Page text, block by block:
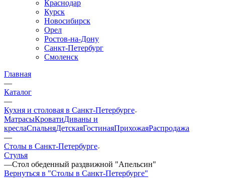
Краснодар
Курск
Новосибирск
Орел
Ростов-на-Дону
Санкт-Петербург
Смоленск
Главная
—
Каталог
—
Кухня и столовая в Санкт-Петербурге
МатрасыКроватиДиваны и
креслаСпальняДетскаяГостинаяПрихожаяРаспродажа
—
Столы в Санкт-Петербурге
Стулья
—Стол обеденный раздвижной "Апельсин"
Вернуться в "Столы в Санкт-Петербурге"